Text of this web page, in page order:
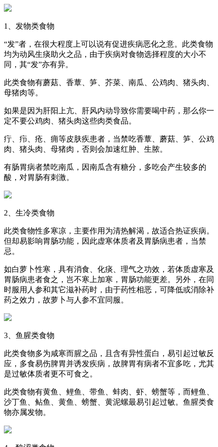
1、发物类食物
“发”者，在很大程度上可以说有促进疾病恶化之意。此类食物
均为动风生痰助火之品，由于疾病对食物选择程度的大小不
同，其“发”亦有异。
此类食物有蘑菇、香蕈、笋、芥菜、南瓜、公鸡肉、猪头肉、
母猪肉等。
如果是因为肝阳上亢、肝风内动导致你需要喝中药，那么你一
定不要公鸡肉、猪头肉这些肉类食品。
疔、疖、疮、痈等皮肤疾患者，当禁吃香蕈、蘑菇、笋、公鸡
肉、猪头肉、母猪肉，否则会加速红肿、生脓。
有肠胃病者禁吃南瓜，因南瓜含有糖分，多吃会产生较多的
酸，对胃肠有刺激。
2、生冷类食物
此类食物性多寒凉，主要作用为清热解渴，故适合热证疾病。
但却易影响胃肠功能，因此虚寒体质者及胃肠病患者，当禁
忌。
如白萝卜性寒，具有消食、化痰、理气之功效，若体质虚寒及
胃肠病患者食之，岂不寒上加寒，胃肠功能更差。另外，在同
时服用人参和其它滋补药时，由于药性相恶，可降低或消除补
药之效力，故萝卜与人参不宜同服。
3、鱼腥类食物
此类食物多为咸寒而腥之品，且含有异性蛋白，易引起过敏反
应，多食易伤脾胃并诱发疾病，故脾胃有病者不宜多吃，尤其
是过敏体质者更不可食之。
此类食物有黄鱼、鲤鱼、带鱼、蚌肉、虾、螃蟹等，而鲤鱼、
沙丁鱼、鲇鱼、黄鱼、螃蟹、黄泥螺最易引起过敏。鱼腥类食
物亦属发物。